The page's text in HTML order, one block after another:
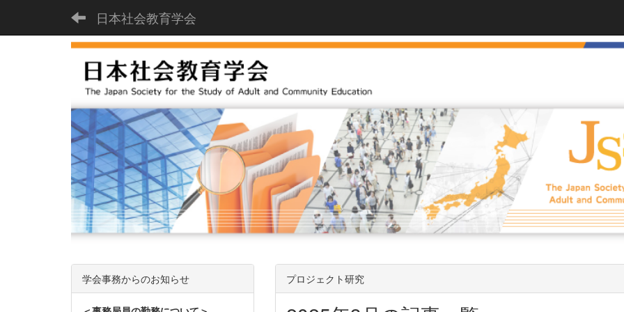
日本社会教育学会
プロジェクト研究
学会事務からのお知らせ